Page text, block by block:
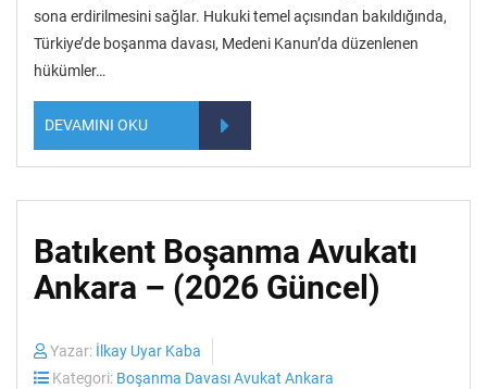
sona erdirilmesini sağlar. Hukuki temel açısından bakıldığında,
Türkiye’de boşanma davası, Medeni Kanun’da düzenlenen
hükümler…
DEVAMINI OKU
Batıkent Boşanma Avukatı
Ankara – (2026 Güncel)
Yazar: İlkay Uyar Kaba
Kategori: Boşanma Davası Avukat Ankara